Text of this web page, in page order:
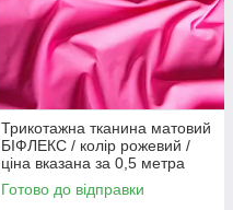
Трикотажна тканина матовий
БІФЛЕКС / колір рожевий /
ціна вказана за 0,5 метра
Готово до відправки